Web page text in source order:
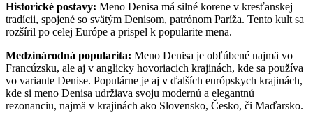
Historické postavy: Meno Denisa má silné korene v kresťanskej
tradícii, spojené so svätým Denisom, patrónom Paríža. Tento kult sa
rozšíril po celej Európe a prispel k popularite mena.
Medzinárodná popularita: Meno Denisa je obľúbené najmä vo
Francúzsku, ale aj v anglicky hovoriacich krajinách, kde sa používa
vo variante Denise. Populárne je aj v ďalších európskych krajinách,
kde si meno Denisa udržiava svoju modernú a elegantnú
rezonanciu, najmä v krajinách ako Slovensko, Česko, či Maďarsko.